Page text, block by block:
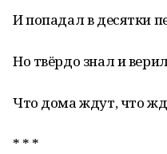
И попадал в десятки
Но твёрдо знал и
Что дома ждут, что
* * *